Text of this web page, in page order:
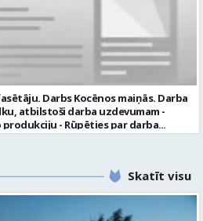
Reģ.nr. 40003004220,
Valmieras novads, personāla
līdz 16:00. 2 nedēļu laikā pēc
ar pretendentiem, kuri tiks
izmantos, lai konkursa kārtībā
kandidātu. Ja kandidāts vēlas, lai
SIA “VTU VALMIERA” iekšējā datu
SIA “VTU VALMIERA” personāla
vakancei lūdzam kandidātam
laika veids: Summētais darba laiks
uz nenoteiktu laiku Slodze: Viena
Pakalpojumi Pieteikto vietu skaits: 1
laiku Aktuāla līdz: 2026-08-
Darbs Kocēnos maiņās. Darba
atbilstoši darba uzdevumam -
- Rūpēties par darba
algu - Profesionālus un
izmaksas veids: Laika darba alga
Skatīt visu